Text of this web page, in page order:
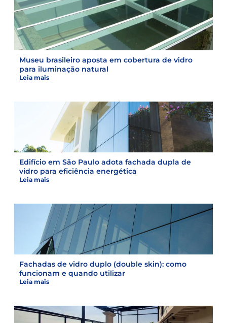
Museu brasileiro aposta em cobertura de vidro
para iluminação natural
Leia mais
Edifício em São Paulo adota fachada dupla de
vidro para eficiência energética
Leia mais
Fachadas de vidro duplo (double skin): como
funcionam e quando utilizar
Leia mais